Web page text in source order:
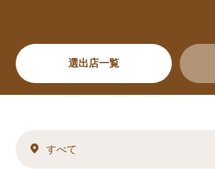
選出店一覧
すべて